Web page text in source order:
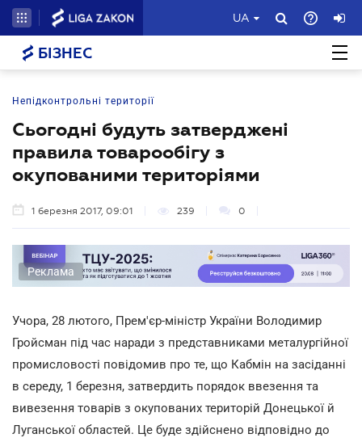
UA
БІЗНЕС
Непідконтрольні території
Сьогодні будуть затверджені
правила товарообігу з
окупованими територіями
1 березня 2017, 09:01 239 0
Реклама
Учора, 28 лютого, Прем'єр-міністр України Володимир
Гройсман під час наради з представниками металургійної
промисловості повідомив про те, що Кабмін на засіданні
в середу, 1 березня, затвердить порядок ввезення та
вивезення товарів з окупованих територій Донецької й
Луганської областей. Це буде здійснено відповідно до